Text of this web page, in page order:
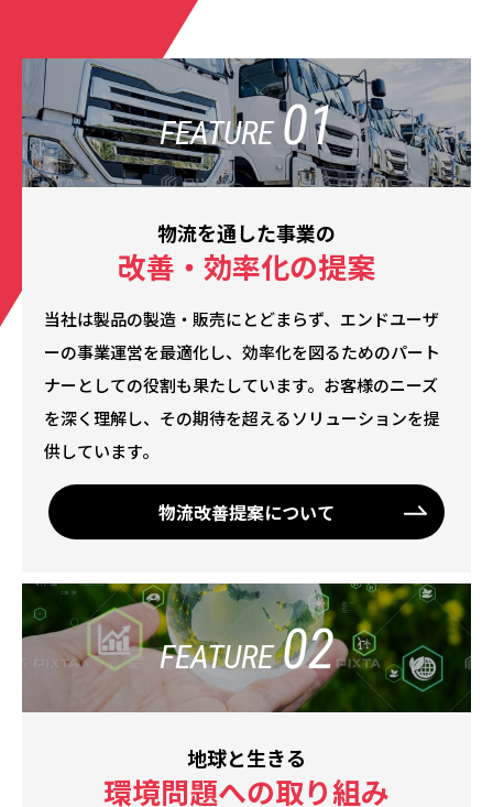
FEATURE 01
物流を通した事業の
改善・効率化の提案
当社は製品の製造・販売にとどまらず、エンドユーザ
ーの事業運営を最適化し、効率化を図るためのパート
ナーとしての役割も果たしています。お客様のニーズ
を深く理解し、その期待を超えるソリューションを提
供しています。
物流改善提案について
FEATURE 02
地球と生きる
環境問題への取り組み